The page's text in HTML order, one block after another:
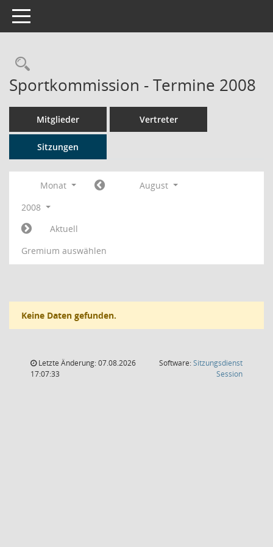
Toggle navigation
Rechercheauswahl
Sportkommission - Termine 2008
Mitglieder Vertreter
Sitzungen
Monat
August
2008
Aktuell
Gremium auswählen
Keine Daten gefunden.
Letzte Änderung: 07.08.2026
17:07:33
Software:Sitzungsdienst
Session(Wird in